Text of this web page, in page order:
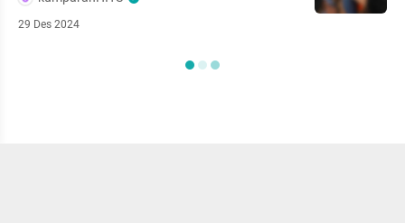
29 Des 2024